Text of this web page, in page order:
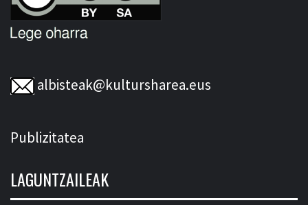
albisteak@kultursharea.eus
Publizitatea
LAGUNTZAILEAK